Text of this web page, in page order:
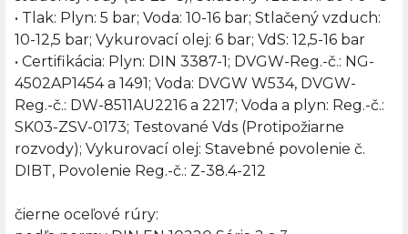
• Tlak: Plyn: 5 bar; Voda: 10-16 bar; Stlačený vzduch:
10-12,5 bar; Vykurovací olej: 6 bar; VdS: 12,5-16 bar
• Certifikácia: Plyn: DIN 3387-1; DVGW-Reg.-č.: NG-
4502AP1454 a 1491; Voda: DVGW W534, DVGW-
Reg.-č.: DW-8511AU2216 a 2217; Voda a plyn: Reg.-č.:
SK03-ZSV-0173; Testované Vds (Protipožiarne
rozvody); Vykurovací olej: Stavebné povolenie č.
DIBT, Povolenie Reg.-č.: Z-38.4-212
čierne oceľové rúry: